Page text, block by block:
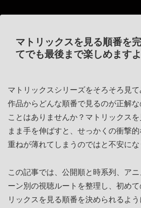
マトリックスを見る順番を
てでも最後まで楽しめますよ
マトリックスシリーズをそろそろ見
作品からどんな順番で見るのが正解
ことはありませんか？マトリックス
まま手を伸ばすと、せっかくの衝撃
重ねが薄れてしまうのではと不安にな
この記事では、公開順と時系列、ア
ーン別の視聴ルートを整理し、初め
リックスを見る順番を決められるよ